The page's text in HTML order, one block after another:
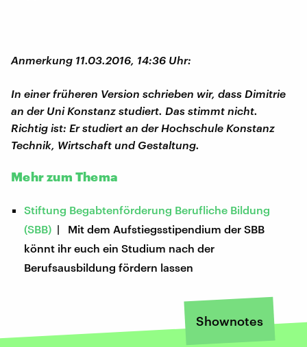
Anmerkung 11.03.2016, 14:36 Uhr:
In einer früheren Version schrieben wir, dass Dimitrie
an der Uni Konstanz studiert. Das stimmt nicht.
Richtig ist: Er studiert an der Hochschule Konstanz
Technik, Wirtschaft und Gestaltung.
Mehr zum Thema
Stiftung Begabtenförderung Berufliche Bildung
(SBB) | Mit dem Aufstiegsstipendium der SBB
könnt ihr euch ein Studium nach der
Berufsausbildung fördern lassen
Shownotes